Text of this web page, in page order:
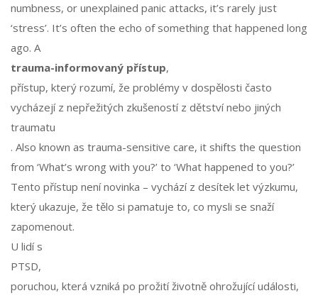
numbness, or unexplained panic attacks, it’s rarely just
‘stress’. It’s often the echo of something that happened long
ago. A
trauma-informovaný přístup,
přístup, který rozumí, že problémy v dospělosti často
vycházejí z nepřežitých zkušeností z dětství nebo jiných
traumatu
. Also known as trauma-sensitive care, it shifts the question
from ‘What’s wrong with you?’ to ‘What happened to you?’
Tento přístup není novinka – vychází z desítek let výzkumu,
který ukazuje, že tělo si pamatuje to, co mysli se snaží
zapomenout.
U lidí s
PTSD,
poruchou, která vzniká po prožití životně ohrožující události,